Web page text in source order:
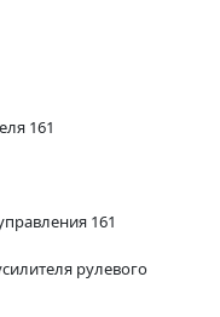
161
161
рулевого